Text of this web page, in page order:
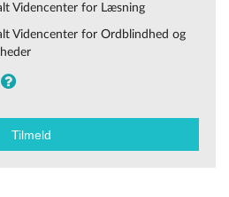
Videncenter for Læsning
Videncenter for Ordblindhed og